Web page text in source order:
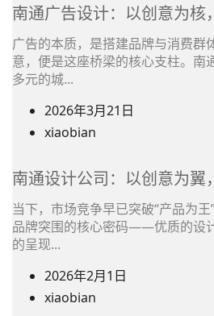
用)
作
者
章
者
姓
之
前
用)
作
者
南通广告设计：以创意为
广告的本质，是搭建品牌与消费群
意，便是这座桥梁的核心支柱。南
多元的城...
2026年3月21日
(在
章
者
姓
之
前
xiaobian
南通设计公司：以创意为
当下，市场竞争早已突破“产品为
品牌突围的核心密码——优质的设
的呈现...
2026年2月1日
(在
xiaobian